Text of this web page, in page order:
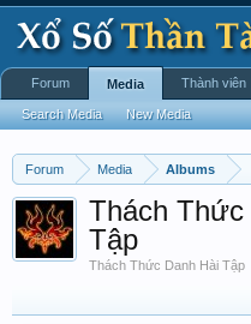
Forum Media Albums
Thách Thức
Tập
Thách Thức Danh Hài Tập
Forum Media
Search Media New Media
Thành viên